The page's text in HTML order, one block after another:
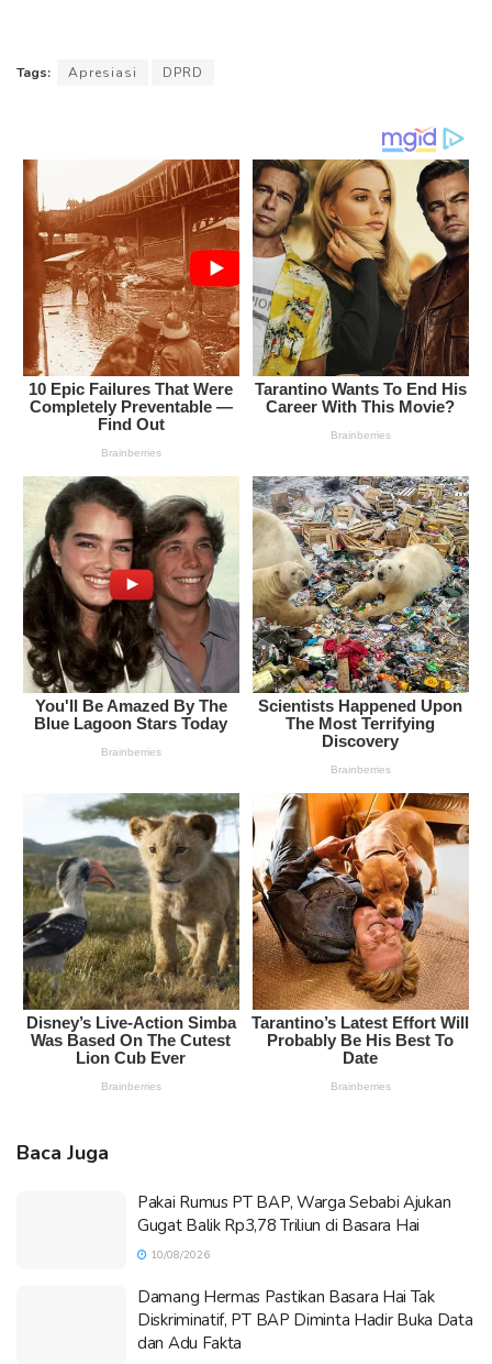
Tags: Apresiasi DPRD
Baca Juga
Pakai Rumus PT BAP, Warga Sebabi Ajukan
Gugat Balik Rp3,78 Triliun di Basara Hai
10/08/2026
Damang Hermas Pastikan Basara Hai Tak
Diskriminatif, PT BAP Diminta Hadir Buka Data
dan Adu Fakta